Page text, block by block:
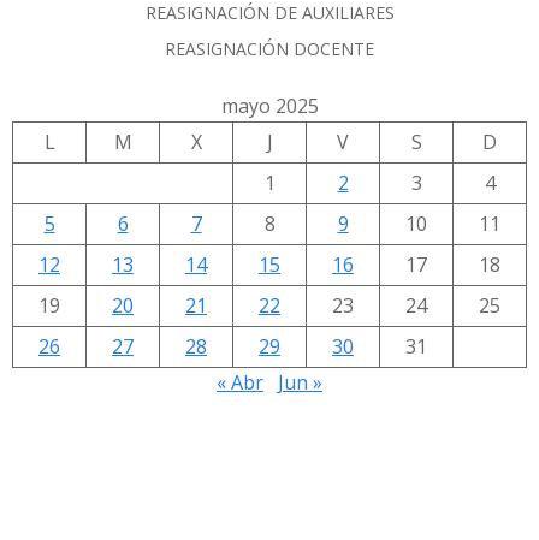
REASIGNACIÓN DE AUXILIARES
REASIGNACIÓN DOCENTE
mayo 2025
L
M X J V S
D
1
2 3
4
5
6 7 8 9 10
11
12
13 14 15 16 17
18
19
20 21 22 23 24
25
26
27 28 29 30
31
« Abr Jun »